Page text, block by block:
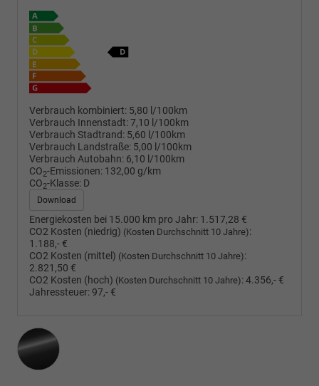
Verbrauch kombiniert: 5,80 l/100km
Verbrauch Innenstadt:7,10 l/100km
Verbrauch Stadtrand: 5,60 l/100km
Verbrauch Landstraße: 5,00 l/100km
Verbrauch Autobahn: 6,10 l/100km
CO2-Emissionen: 132,00 g/km
CO2-Klasse: D
Download
Energiekosten bei 15.000 km pro Jahr: 1.517,28 €
CO2 Kosten (niedrig) (Kosten Durchschnitt 10 Jahre):
1.188,- €
CO2 Kosten (mittel) (Kosten Durchschnitt 10 Jahre):
2.821,50 €
CO2 Kosten (hoch) (Kosten Durchschnitt 10 Jahre):4.356,- €
Jahressteuer: 97,- €